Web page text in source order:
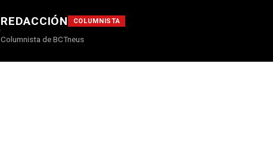
REDACCIÓN COLUMNISTA
Columnista de BCTneus